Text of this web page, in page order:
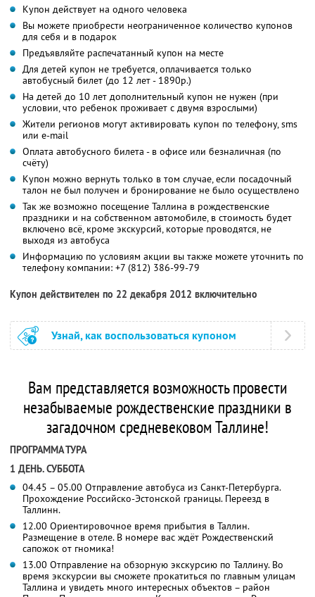
Купон действует на одного человека
Вы можете приобрести неограниченное количество купонов
для себя и в подарок
Предъявляйте распечатанный купон на месте
Для детей купон не требуется, оплачивается только
автобусный билет (до 12 лет - 1890р.)
На детей до 10 лет дополнительный купон не нужен (при
условии, что ребенок проживает с двумя взрослыми)
Жители регионов могут активировать купон по телефону, sms
или e-mail
Оплата автобусного билета - в офисе или безналичная (по
счёту)
Купон можно вернуть только в том случае, если посадочный
талон не был получен и бронирование не было осуществлено
Так же возможно посещение Таллина в рождественские
праздники и на собственном автомобиле, в стоимость будет
включено всё, кроме экскурсий, которые проводятся, не
выходя из автобуса
Информацию по условиям акции вы также можете уточнить по
телефону компании: +7 (812) 386-99-79
Купон действителен по 22 декабря 2012 включительно
Узнай, как воспользоваться купоном
Вам представляется возможность провести
незабываемые рождественские праздники в
загадочном средневековом Таллине!
ПРОГРАММА ТУРА
1 ДЕНЬ. СУББОТА
04.45 – 05.00 Отправление автобуса из Санкт-Петербурга.
Прохождение Российско-Эстонской границы. Переезд в
Таллинн.
12.00 Ориентировочное время прибытия в Таллин.
Размещение в отеле. В номере вас ждёт Рождественский
сапожок от гномика!
13.00 Отправление на обзорную экскурсию по Таллину. Во
время экскурсии вы сможете прокатиться по главным улицам
Таллина и увидеть много интересных объектов – район